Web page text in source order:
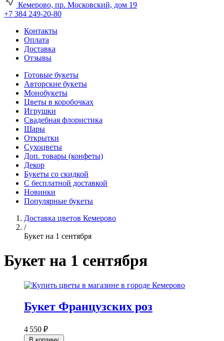
Кемерово, пр. Московский, дом 19
+7 384 249-20-80
Контакты
Оплата
Доставка
Отзывы
Готовые букеты
Авторские букеты
Монобукеты
Цветы в коробочках
Игрушки
Свадебная флористика
Шары
Открытки
Сухоцветы
Доп. товары (конфеты)
Декор
Букеты со скидкой
С бесплатной доставкой
Новинки
Популярные букеты
Доставка цветов Кемерово
/
Букет на 1 сентября
Букет на 1 сентября
Букет Французских роз
4 550 ₽